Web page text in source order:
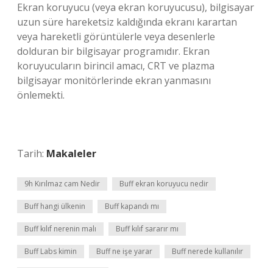
Ekran koruyucu (veya ekran koruyucusu), bilgisayar
uzun süre hareketsiz kaldığında ekranı karartan
veya hareketli görüntülerle veya desenlerle
dolduran bir bilgisayar programıdır. Ekran
koruyucuların birincil amacı, CRT ve plazma
bilgisayar monitörlerinde ekran yanmasını
önlemekti.
Tarih: Makaleler
9h Kırılmaz cam Nedir Buff ekran koruyucu nedir
Buff hangi ülkenin Buff kapandı mı
Buff kılıf nerenin malı Buff kılıf sararır mı
Buff Labs kimin Buff ne işe yarar Buff nerede kullanılır